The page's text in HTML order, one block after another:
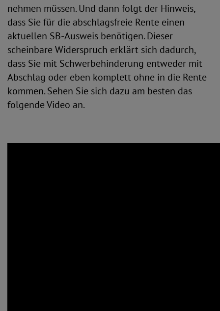
nehmen müssen. Und dann folgt der Hinweis,
dass Sie für die abschlagsfreie Rente einen
aktuellen SB-Ausweis benötigen. Dieser
scheinbare Widerspruch erklärt sich dadurch,
dass Sie mit Schwerbehinderung entweder mit
Abschlag oder eben komplett ohne in die Rente
kommen. Sehen Sie sich dazu am besten das
folgende Video an.